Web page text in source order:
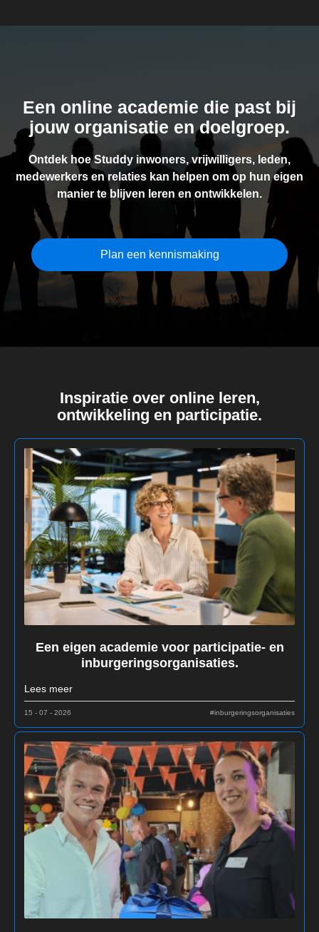
Een online academie die past bij
jouw organisatie en doelgroep.
Ontdek hoe Studdy inwoners, vrijwilligers, leden,
medewerkers en relaties kan helpen om op hun eigen
manier te blijven leren en ontwikkelen.
Plan een kennismaking
Inspiratie over online leren,
ontwikkeling en participatie.
Een eigen academie voor participatie- en
inburgeringsorganisaties.
Lees meer
15 - 07 - 2026 #inburgeringsorganisaties